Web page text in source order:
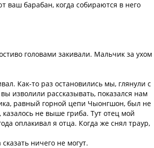
ваш барабан, когда собираются в него
головами закивали. Мальчик за ухом
Как-то раз остановились мы, глянули с
изволили рассказывать, показался нам
равный горной цепи Чыонгшон, был не
не выше гриба. Тут отец мой
оплакивал я отца. Когда же снял траур,
ничего не могут.